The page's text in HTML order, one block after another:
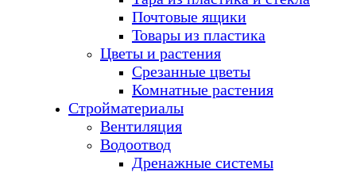
Почтовые ящики
Товары из пластика
Цветы и растения
Срезанные цветы
Комнатные растения
Стройматериалы
Вентиляция
Водоотвод
Дренажные системы